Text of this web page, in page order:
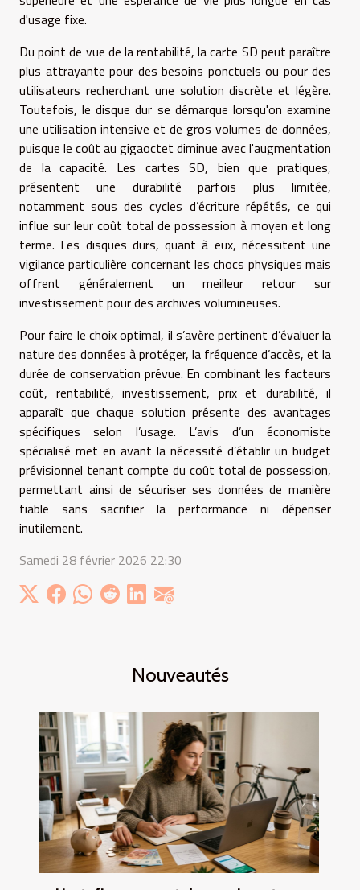
d'usage fixe.
Du point de vue de la rentabilité, la carte SD peut paraître
plus attrayante pour des besoins ponctuels ou pour des
utilisateurs recherchant une solution discrète et légère.
Toutefois, le disque dur se démarque lorsqu'on examine
une utilisation intensive et de gros volumes de données,
puisque le coût au gigaoctet diminue avec l'augmentation
de la capacité. Les cartes SD, bien que pratiques,
présentent une durabilité parfois plus limitée,
notamment sous des cycles d’écriture répétés, ce qui
influe sur leur coût total de possession à moyen et long
terme. Les disques durs, quant à eux, nécessitent une
vigilance particulière concernant les chocs physiques mais
offrent généralement un meilleur retour sur
investissement pour des archives volumineuses.
Pour faire le choix optimal, il s’avère pertinent d’évaluer la
nature des données à protéger, la fréquence d’accès, et la
durée de conservation prévue. En combinant les facteurs
coût, rentabilité, investissement, prix et durabilité, il
apparaît que chaque solution présente des avantages
spécifiques selon l’usage. L’avis d’un économiste
spécialisé met en avant la nécessité d’établir un budget
prévisionnel tenant compte du coût total de possession,
permettant ainsi de sécuriser ses données de manière
fiable sans sacrifier la performance ni dépenser
inutilement.
Samedi 28 février 2026 22:30
Nouveautés